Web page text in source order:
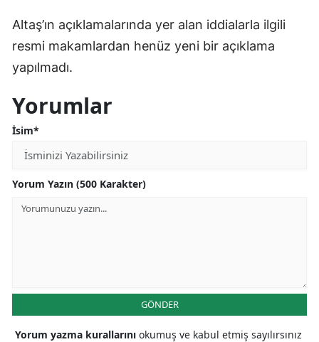
Altaş’ın açıklamalarında yer alan iddialarla ilgili
resmi makamlardan henüz yeni bir açıklama
yapılmadı.
Yorumlar
İsim*
Yorum Yazın (500 Karakter)
GÖNDER
Yorum yazma kurallarını okumuş ve kabul etmiş sayılırsınız